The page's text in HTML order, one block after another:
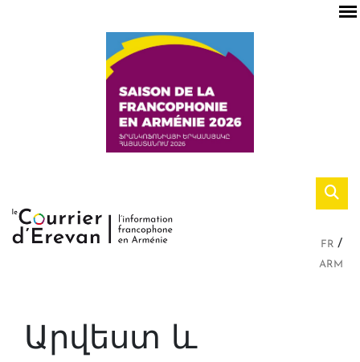
FR
ARM
Արվեստ և